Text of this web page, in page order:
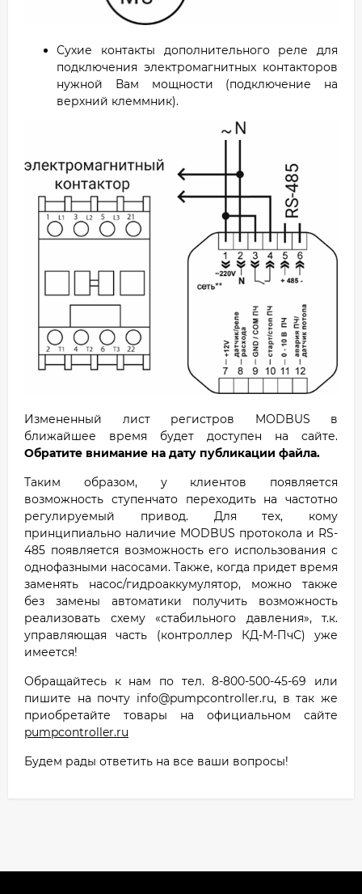
Сухие контакты дополнительного реле для
подключения электромагнитных контакторов
нужной Вам мощности (подключение на
верхний клеммник).
Измененный лист регистров MODBUS в
ближайшее время будет доступен на сайте.
Обратите внимание на дату публикации файла.
Таким образом, у клиентов появляется
возможность ступенчато переходить на частотно
регулируемый привод. Для тех, кому
принципиально наличие MODBUS протокола и RS-
485 появляется возможность его использования с
однофазными насосами. Также, когда придет время
заменять насос/гидроаккумулятор, можно также
без замены автоматики получить возможность
реализовать схему «стабильного давления», т.к.
управляющая часть (контроллер КД-М-ПчС) уже
имеется!
Обращайтесь к нам по тел. 8-800-500-45-69 или
пишите на почту info@pumpcontroller.ru, в так же
приобретайте товары на официальном сайте
pumpcontroller.ru
Будем рады ответить на все ваши вопросы!